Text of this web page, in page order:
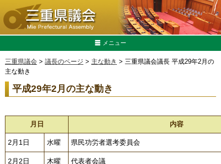
メニュー
三重県議会 > 議長のページ > 主な動き > 三重県議会議長 平成29年2月の
主な動き
平成29年2月の主な動き
月日 内容
2月1日 水曜 県民功労者選考委員会
2月2日 木曜 代表者会議